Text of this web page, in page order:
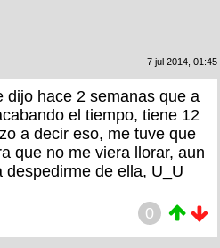
7 jul 2014, 01:45
dijo hace 2 semanas que a
el tiempo, tiene 12
a decir eso, me tuve que
que no me viera llorar, aun
despedirme de ella, U_U
0